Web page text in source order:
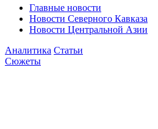
Главные новости
Новости Северного Кавказа
Новости Центральной Азии
Аналитика Статьи
Сюжеты